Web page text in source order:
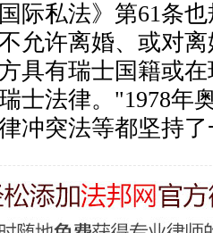
际私法》第61条
允许离婚、或对
具有瑞士国籍或
士法律。"1978年
冲突法等都坚持